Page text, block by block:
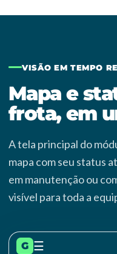
VISÃO EM TEMPO
Mapa e
frota, em
A tela principal do
mapa com seu status
em manutenção ou
visível para toda a
G ☰
2